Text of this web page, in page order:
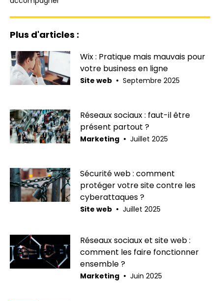
Plus d'articles :
Wix : Pratique mais mauvais pour
votre business en ligne
Site web • Septembre 2025
Réseaux sociaux : faut-il être
présent partout ?
Marketing • Juillet 2025
Sécurité web : comment
protéger votre site contre les
cyberattaques ?
Site web • Juillet 2025
Réseaux sociaux et site web :
comment les faire fonctionner
ensemble ?
Marketing • Juin 2025